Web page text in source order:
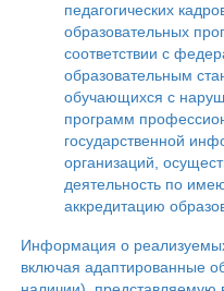
педагогических
образовательных
соответствии с
образовательным
обучающихся с
программ
государственной
организаций,
деятельность по
аккредитацию
Информация о
включая адаптированные